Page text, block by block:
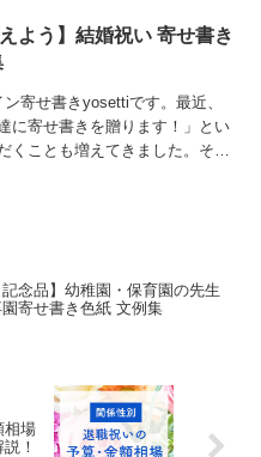
よう】結婚祝い 寄せ書き
寄せ書きyosettiです。最近、
に寄せ書きを贈ります！」とい
くことも増えてきました。そこ
記念品】幼稚園・保育園の先生
寄せ書き色紙 文例集
相場
！